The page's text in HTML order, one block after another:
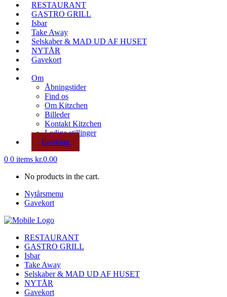
RESTAURANT
GASTRO GRILL
Isbar
Take Away
Selskaber & MAD UD AF HUSET
NYTÅR
Gavekort
Om
Åbningstider
Find os
Om Kitzchen
Billeder
Kontakt Kitzchen
Ledige stillinger
Booking
0 0 items kr.0.00
No products in the cart.
Nytårsmenu
Gavekort
RESTAURANT
GASTRO GRILL
Isbar
Take Away
Selskaber & MAD UD AF HUSET
NYTÅR
Gavekort